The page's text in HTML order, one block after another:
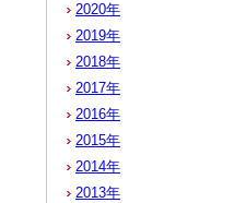
2020年
2019年
2018年
2017年
2016年
2015年
2014年
2013年